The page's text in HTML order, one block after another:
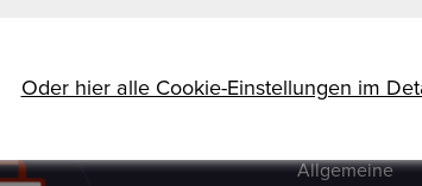
zusätzlich einen
Personen, die sich weit
(www.ezb.europa.eu),
Impressum
Allgemeine
Oder hier alle Cookie-Einstellungen im